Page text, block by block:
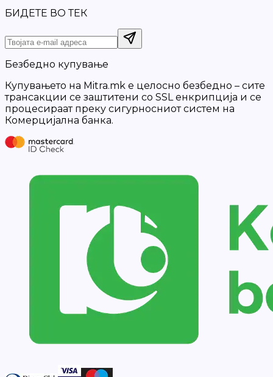
БИДЕТЕ ВО ТЕК
Безбедно купување
Купувањето на Mitra.mk е целосно безбедно – сите
трансакции се заштитени со SSL енкрипција и се
процесираат преку сигурносниот систем на
Комерцијална банка.